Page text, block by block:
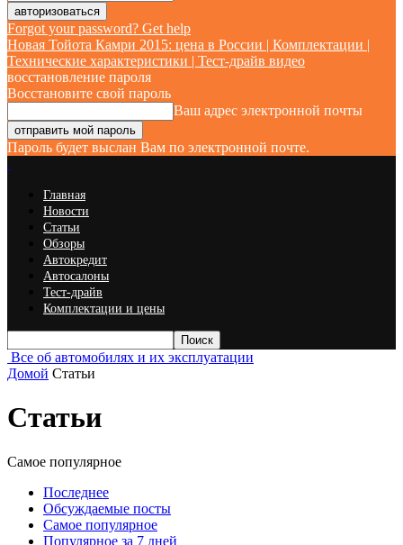
Forgot your password? Get help
Новая Тойота Камри 2015: цена в России | Комплектации |
Технические характеристики | Тест-драйв видео
восстановление пароля
Восстановите свой пароль
Ваш адрес электронной почты
Пароль будет выслан Вам по электронной почте.
Главная
Новости
Статьи
Обзоры
Автокредит
Автосалоны
Тест-драйв
Комплектации и цены
Все об автомобилях и их эксплуатации
Домой Статьи
Статьи
Самое популярное
Последнее
Обсуждаемые посты
Самое популярное
Популярное за 7 дней